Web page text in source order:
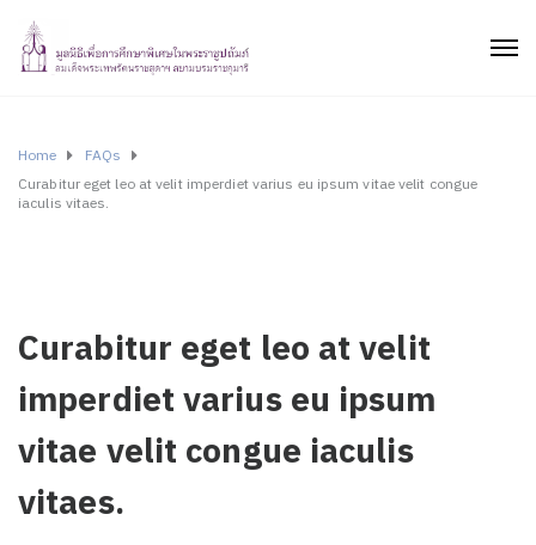
Home
FAQs
Curabitur eget leo at velit imperdiet varius eu ipsum vitae velit congue
iaculis vitaes.
Curabitur eget leo at velit
imperdiet varius eu ipsum
vitae velit congue iaculis
vitaes.